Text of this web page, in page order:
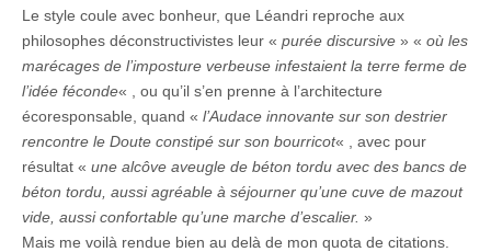
Le style coule avec bonheur, que Léandri reproche aux
philosophes déconstructivistes leur « purée discursive » « où les
marécages de l’imposture verbeuse infestaient la terre ferme de
l’idée féconde« , ou qu’il s’en prenne à l’architecture
écoresponsable, quand « l’Audace innovante sur son destrier
rencontre le Doute constipé sur son bourricot« , avec pour
résultat « une alcôve aveugle de béton tordu avec des bancs de
béton tordu, aussi agréable à séjourner qu’une cuve de mazout
vide, aussi confortable qu’une marche d’escalier. »
Mais me voilà rendue bien au delà de mon quota de citations.